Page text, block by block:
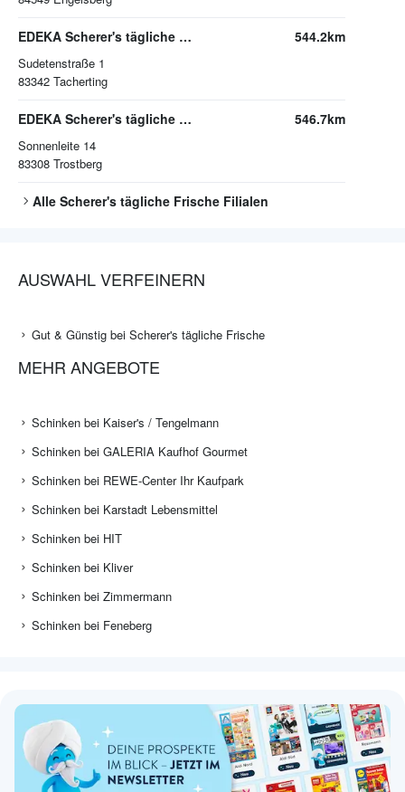
EDEKA Scherer's tägliche Frische Tacherting
Sudetenstraße 1
83342 Tacherting
544.2km
EDEKA Scherer's tägliche Frische Trostberg
Sonnenleite 14
83308 Trostberg
546.7km
Alle Scherer's tägliche Frische Filialen
AUSWAHL VERFEINERN
Gut & Günstig bei Scherer's tägliche Frische
MEHR ANGEBOTE
Schinken bei Kaiser's / Tengelmann
Schinken bei GALERIA Kaufhof Gourmet
Schinken bei REWE-Center Ihr Kaufpark
Schinken bei Karstadt Lebensmittel
Schinken bei HIT
Schinken bei Kliver
Schinken bei Zimmermann
Schinken bei Feneberg